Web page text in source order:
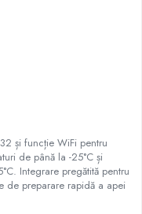
și funcție WiFi pentru
de până la -25°C și
Integrare pregătită pentru
de preparare rapidă a apei